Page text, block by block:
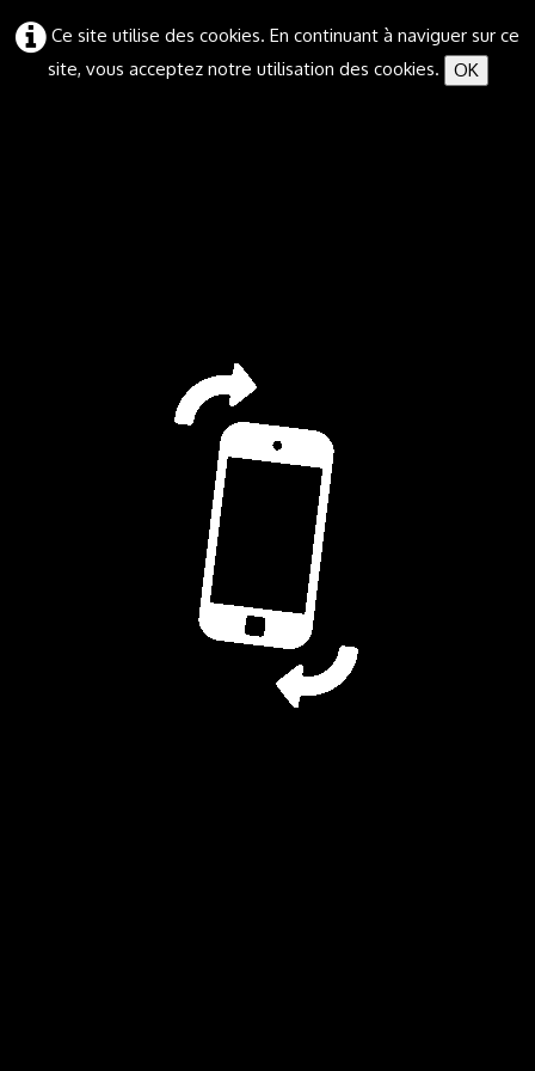
Ce site utilise des cookies. En continuant à naviguer sur ce
site, vous acceptez notre utilisation des cookies.
OK